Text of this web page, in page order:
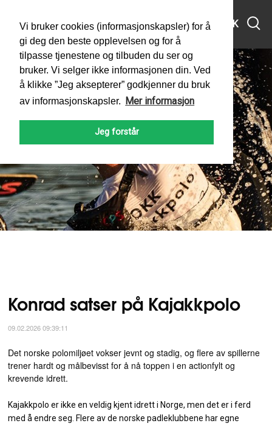
Vi bruker cookies (informasjonskapsler) for å
gi deg den beste opplevelsen og for å
tilpasse tjenestene og tilbuden du ser og
bruker. Vi selger ikke informasjonen din. Ved
å klikke ”Jeg aksepterer” godkjenner du bruk
av informasjonskapsler.
Mer informasjon
Jeg forstår
MENY SØK
Konrad satser på Kajakkpolo
09.02.2026 09:39:11
Det norske polomiljøet vokser jevnt og stadig, og flere av spillerne
trener hardt og målbevisst for å nå toppen i en actionfylt og
krevende idrett.
Kajakkpolo er ikke en veldig kjent idrett i Norge, men det er i ferd
med å endre seg. Flere av de norske padleklubbene har egne